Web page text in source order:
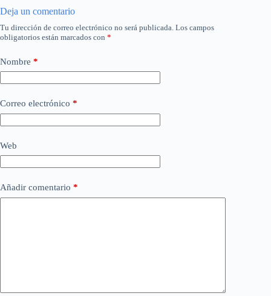
Deja un comentario
Tu dirección de correo electrónico no será publicada. Los campos
obligatorios están marcados con *
Nombre *
Correo electrónico *
Web
Añadir comentario *